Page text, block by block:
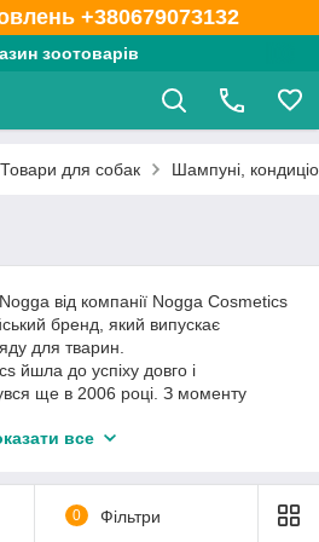
+380679073132
зоотоварів
Товари для собак Шампуні,
від компанії Nogga Cosmetics
бренд, який випускає
для тварин.
йшла до успіху довго і
ще в 2006 році. З моменту
виробництва;
шампунів, бальзамів і
догляду для домашніх
все
0 Фільтри